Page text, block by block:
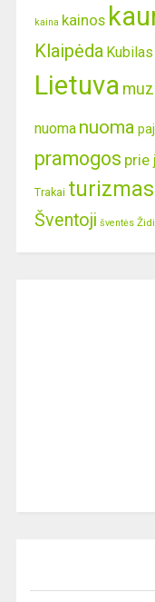
kaina kainos
Klaipėda Kubilas
Lietuva
nuoma nuoma
pramogos prie
Trakai turizmas
Šventoji šventės